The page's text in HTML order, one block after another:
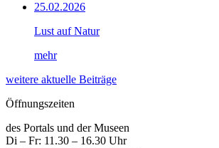
25.02.2026
Lust auf Natur
mehr
weitere aktuelle Beiträge
Öffnungszeiten
des Portals und der Museen
Di – Fr: 11.30 – 16.30 Uhr